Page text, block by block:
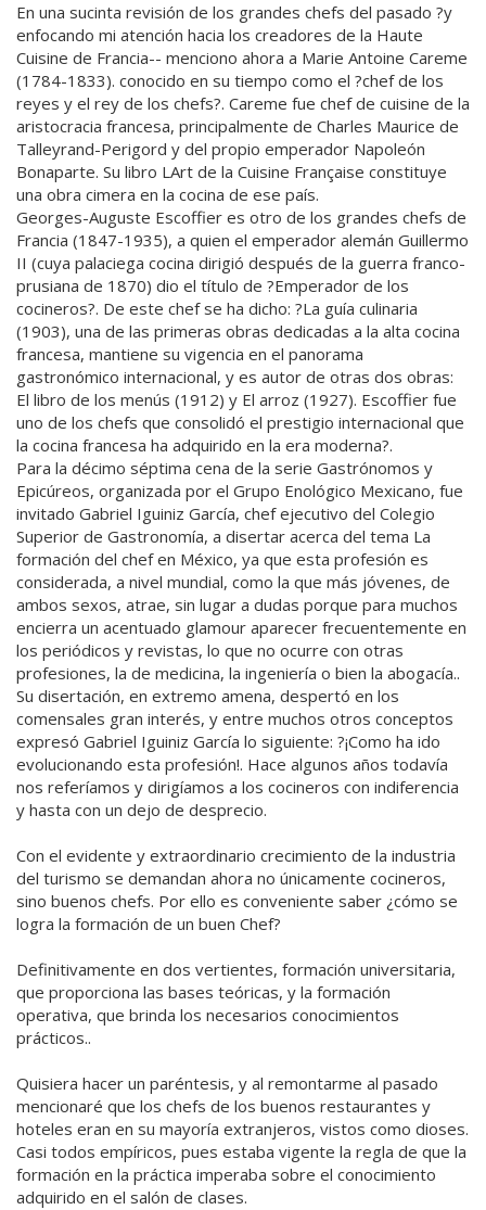
En una sucinta revisión de los grandes chefs del pasado ?y
enfocando mi atención hacia los creadores de la Haute
Cuisine de Francia-- menciono ahora a Marie Antoine Careme
(1784-1833). conocido en su tiempo como el ?chef de los
reyes y el rey de los chefs?. Careme fue chef de cuisine de la
aristocracia francesa, principalmente de Charles Maurice de
Talleyrand-Perigord y del propio emperador Napoleón
Bonaparte. Su libro LArt de la Cuisine Française constituye
una obra cimera en la cocina de ese país.
Georges-Auguste Escoffier es otro de los grandes chefs de
Francia (1847-1935), a quien el emperador alemán Guillermo
II (cuya palaciega cocina dirigió después de la guerra franco-
prusiana de 1870) dio el título de ?Emperador de los
cocineros?. De este chef se ha dicho: ?La guía culinaria
(1903), una de las primeras obras dedicadas a la alta cocina
francesa, mantiene su vigencia en el panorama
gastronómico internacional, y es autor de otras dos obras:
El libro de los menús (1912) y El arroz (1927). Escoffier fue
uno de los chefs que consolidó el prestigio internacional que
la cocina francesa ha adquirido en la era moderna?.
Para la décimo séptima cena de la serie Gastrónomos y
Epicúreos, organizada por el Grupo Enológico Mexicano, fue
invitado Gabriel Iguiniz García, chef ejecutivo del Colegio
Superior de Gastronomía, a disertar acerca del tema La
formación del chef en México, ya que esta profesión es
considerada, a nivel mundial, como la que más jóvenes, de
ambos sexos, atrae, sin lugar a dudas porque para muchos
encierra un acentuado glamour aparecer frecuentemente en
los periódicos y revistas, lo que no ocurre con otras
profesiones, la de medicina, la ingeniería o bien la abogacía..
Su disertación, en extremo amena, despertó en los
comensales gran interés, y entre muchos otros conceptos
expresó Gabriel Iguiniz García lo siguiente: ?¡Como ha ido
evolucionando esta profesión!. Hace algunos años todavía
nos referíamos y dirigíamos a los cocineros con indiferencia
y hasta con un dejo de desprecio.
Con el evidente y extraordinario crecimiento de la industria
del turismo se demandan ahora no únicamente cocineros,
sino buenos chefs. Por ello es conveniente saber ¿cómo se
logra la formación de un buen Chef?
Definitivamente en dos vertientes, formación universitaria,
que proporciona las bases teóricas, y la formación
operativa, que brinda los necesarios conocimientos
prácticos..
Quisiera hacer un paréntesis, y al remontarme al pasado
mencionaré que los chefs de los buenos restaurantes y
hoteles eran en su mayoría extranjeros, vistos como dioses.
Casi todos empíricos, pues estaba vigente la regla de que la
formación en la práctica imperaba sobre el conocimiento
adquirido en el salón de clases.